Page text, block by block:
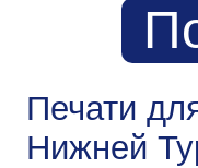
Печати
Нижней